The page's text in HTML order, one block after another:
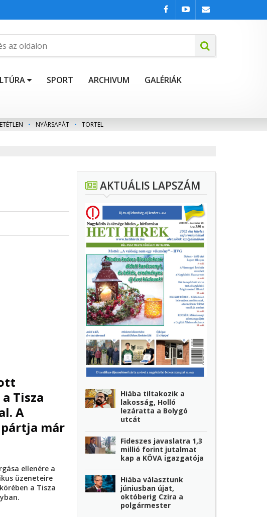
SPORT ARCHIVUM GALÉRIÁK
• NYÁRSAPÁT • TÖRTEL
Tisza
A
már
ellenére a
üzeneteire
a Tisza
AKTUÁLIS LAPSZÁM
Hiába tiltakozik a
lakosság, Holló
lezáratta a Bolygó
utcát
Fideszes javaslatra 1,3
millió forint jutalmat
kap a KÖVA igazgatója
Hiába választunk
júniusban újat,
októberig Czira a
polgármester